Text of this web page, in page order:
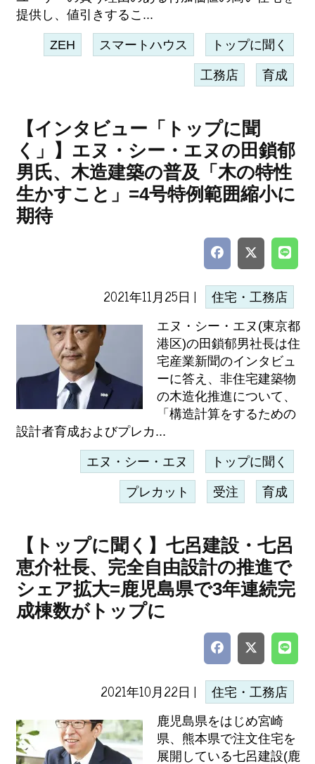
提供し、値引きするこ...
ZEH スマートハウス トップに聞く
工務店 育成
【インタビュー「トップに聞
く」】エヌ・シー・エヌの田鎖郁
男氏、木造建築の普及「木の特性
生かすこと」=4号特例範囲縮小に
期待
2021年11月25日 | 住宅・工務店
エヌ・シー・エヌ(東京都
港区)の田鎖郁男社長は住
宅産業新聞のインタビュ
ーに答え、非住宅建築物
の木造化推進について、
「構造計算をするための
設計者育成およびプレカ...
エヌ・シー・エヌ トップに聞く
プレカット 受注 育成
【トップに聞く】七呂建設・七呂
恵介社長、完全自由設計の推進で
シェア拡大=鹿児島県で3年連続完
成棟数がトップに
2021年10月22日 | 住宅・工務店
鹿児島県をはじめ宮崎
県、熊本県で注文住宅を
展開している七呂建設(鹿